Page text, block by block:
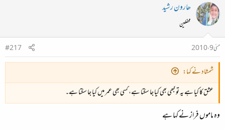
ھارون رشید
محفلین
مئی 9، 2010
#217
شمشاد نے کہا:
عشق کا کیا ہے یہ تو کبھی بھی کیا جا سکتا ہے، کسی بھی عمر میں کیا جا سکتا ہے۔
وہ ماموں فراز نے کہا ہے